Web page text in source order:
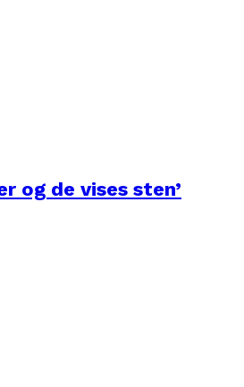
og de vises sten’